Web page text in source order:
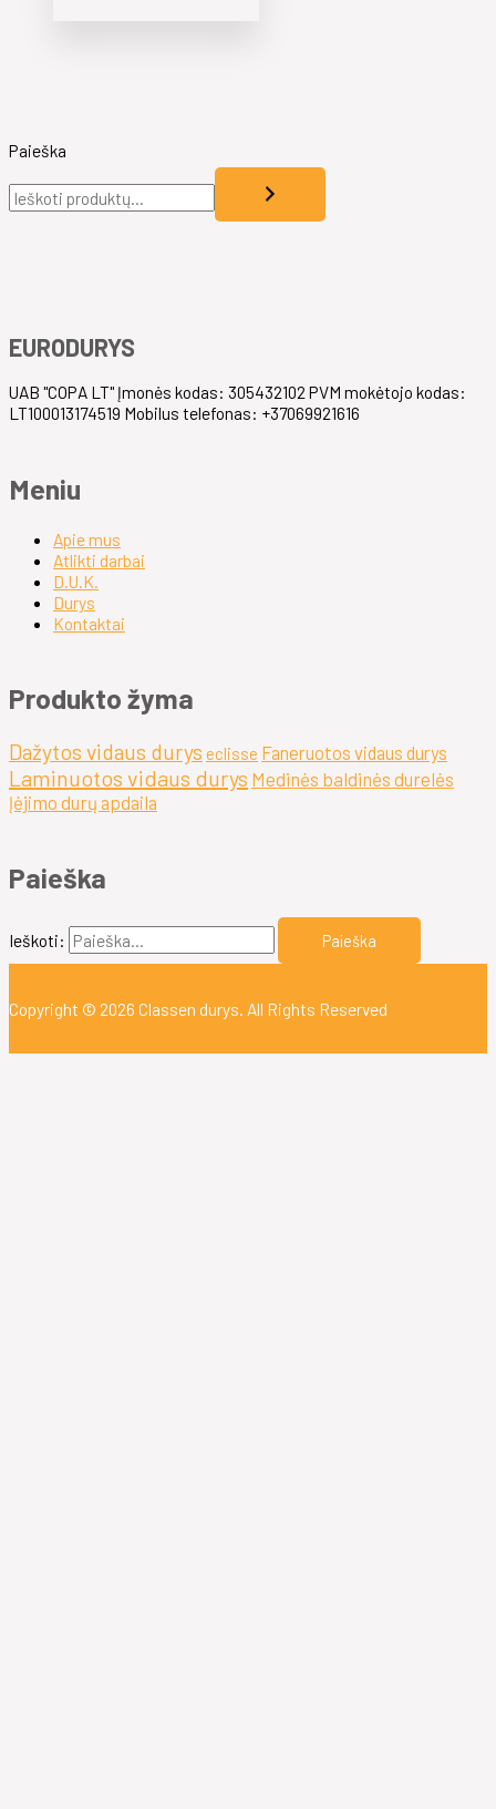
Paieška
EURODURYS
UAB "COPA LT" Įmonės kodas: 305432102 PVM mokėtojo kodas:
LT100013174519 Mobilus telefonas: +37069921616
Meniu
Apie mus
Atlikti darbai
D.U.K.
Durys
Kontaktai
Produkto žyma
Dažytos vidaus durys eclisse Faneruotos vidaus durys
Laminuotos vidaus durys Medinės baldinės durelės
Įėjimo durų apdaila
Paieška
Ieškoti:
Copyright © 2026 Classen durys. All Rights Reserved